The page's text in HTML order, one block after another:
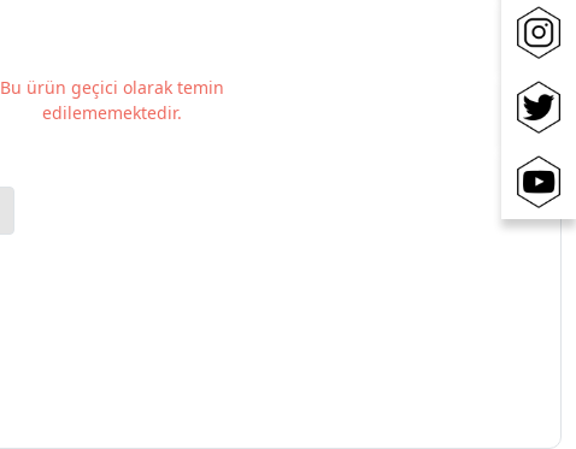
Bu ürün geçici olarak temin
edilememektedir.